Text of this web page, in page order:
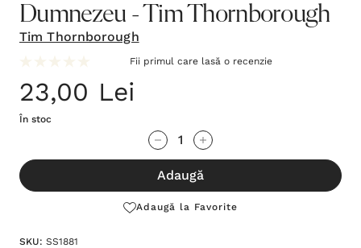
Dumnezeu - Tim Thornborough
Tim Thornborough
Fii primul care lasă o recenzie
23,00 Lei
În stoc
te!
Stocul
Adaugă
Adaugă la Favorite
SKU: SS1881